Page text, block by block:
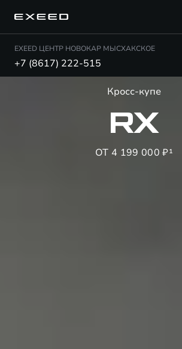
EXEED ЦЕНТР НОВОКАР МЫСХАКСКОЕ
+7 (8617) 222-515
Кросс-купе
RX
ОТ 4 199 000 ₽¹